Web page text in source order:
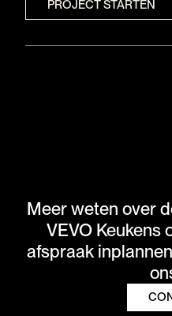
PROJECT STARTEN
Meer weten over
VEVO Keukens
afspraak